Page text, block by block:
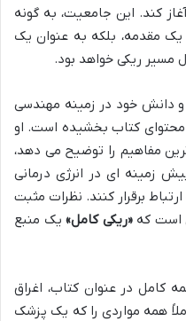
کند. این جامعیت، به گونه
مقدمه، بلکه به عنوان یک
مسیر ریکی خواهد بود.
دانش خود در زمینه مهندسی
محتوای کتاب بخشیده است. او
مفاهیم را توضیح می دهد،
زمینه ای در انرژی درمانی
برقرار کنند. نظرات مثبت
است که«ریکی کامل»یک منبع
کامل در عنوان کتاب، اغراق
همه مواردی را که یک پزشک